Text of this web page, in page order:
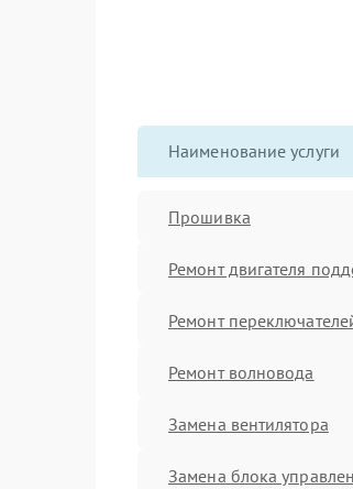
Наименование услуги
Прошивка
Ремонт двигателя
Ремонт
Ремонт волновода
Замена вентилятора
Замена блока